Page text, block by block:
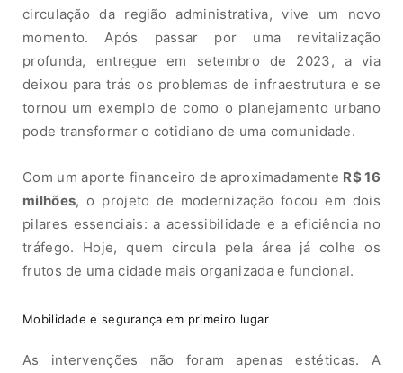
circulação da região administrativa, vive um novo
momento. Após passar por uma revitalização
profunda, entregue em setembro de 2023, a via
deixou para trás os problemas de infraestrutura e se
tornou um exemplo de como o planejamento urbano
pode transformar o cotidiano de uma comunidade.
Com um aporte financeiro de aproximadamente R$ 16
milhões, o projeto de modernização focou em dois
pilares essenciais: a acessibilidade e a eficiência no
tráfego. Hoje, quem circula pela área já colhe os
frutos de uma cidade mais organizada e funcional.
Mobilidade e segurança em primeiro lugar
As intervenções não foram apenas estéticas. A